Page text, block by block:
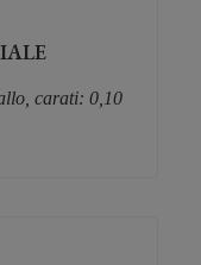
carati: 0,10